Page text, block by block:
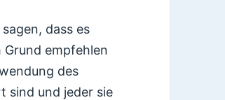
dass es
empfehlen
des
sind und jeder sie